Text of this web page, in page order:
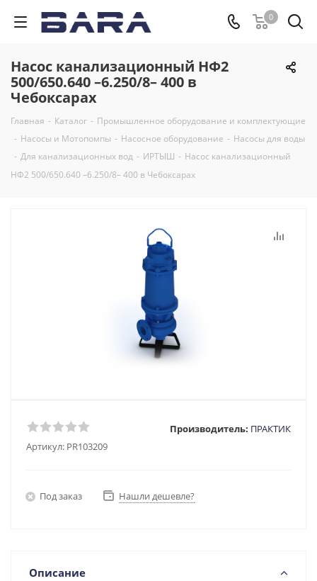
0
Насос канализационный НФ2
500/650.640 –6.250/8– 400 в
Чебоксарах
Главная - Каталог - Промышленное оборудование и комплектующие
- Насосы и Мотопомпы - Насосное оборудование - Насосы для воды
- Для канализационных вод - ИРТЫШ - Насос канализационный
НФ2 500/650.640 –6.250/8– 400 в Чебоксарах
Артикул: PR103209
Производитель: ПРАКТИК
Под заказ Нашли дешевле?
Описание